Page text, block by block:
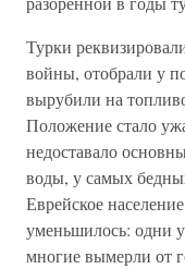
Турки
войны, отобрали у
вырубили на
Положение стало
недоставало
воды, у самых
Еврейское
уменьшилось: одни
многие вымерли от